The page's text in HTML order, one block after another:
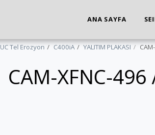
ANA SAYFA
Tel Erozyon C400iA YALITIM PLAKASI
CAM-XFNC-496